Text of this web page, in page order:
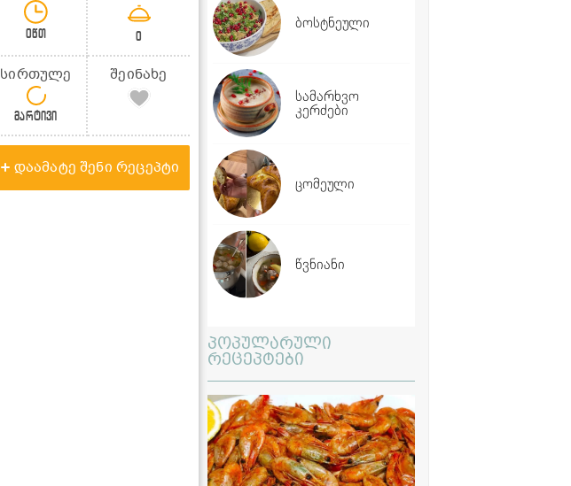
0წთ 0
სირთულე
მარტივი
შეინახე
დაამატე შენი რეცეპტი
ბოსტნეული
სამარხვო
კერძები
ცომეული
წვნიანი
პოპულარული
რეცეპტები